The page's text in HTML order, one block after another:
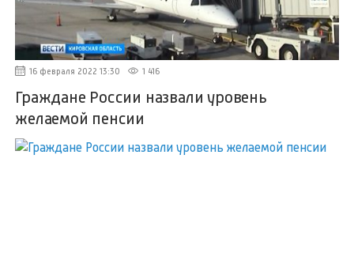
16 февраля 2022 13:30 1 416
Граждане России назвали уровень
желаемой пенсии